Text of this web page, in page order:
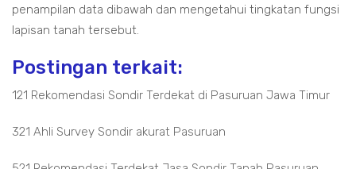
penampilan data dibawah dan mengetahui tingkatan fungsi
lapisan tanah tersebut.
Postingan terkait:
121 Rekomendasi Sondir Terdekat di Pasuruan Jawa Timur
321 Ahli Survey Sondir akurat Pasuruan